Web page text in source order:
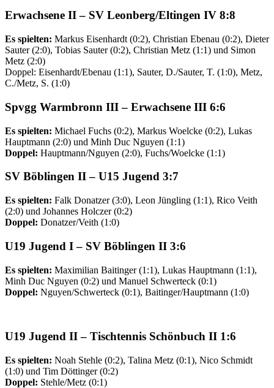
Erwachsene II– SV Leonberg/Eltingen IV 8:8
Es spielten: Markus Eisenhardt (0:2), Christian Ebenau (0:2), Dieter
Sauter (2:0), Tobias Sauter (0:2), Christian Metz (1:1) und Simon
Metz (2:0)
Doppel: Eisenhardt/Ebenau (1:1), Sauter, D./Sauter, T. (1:0), Metz,
C./Metz, S. (1:0)
Spvgg Warmbronn III– Erwachsene III 6:6
Es spielten: Michael Fuchs (0:2), Markus Woelcke (0:2), Lukas
Hauptmann (2:0) und Minh Duc Nguyen (1:1)
Doppel: Hauptmann/Nguyen (2:0), Fuchs/Woelcke (1:1)
SV Böblingen II – U15 Jugend 3:7
Es spielten: Falk Donatzer (3:0), Leon Jüngling (1:1), Rico Veith
(2:0) und Johannes Holczer (0:2)
Doppel: Donatzer/Veith (1:0)
U19 Jugend I– SV Böblingen II 3:6
Es spielten: Maximilian Baitinger (1:1), Lukas Hauptmann (1:1),
Minh Duc Nguyen (0:2) und Manuel Schwerteck (0:1)
Doppel: Nguyen/Schwerteck (0:1), Baitinger/Hauptmann (1:0)
U19 Jugend II– Tischtennis Schönbuch II 1:6
Es spielten: Noah Stehle (0:2), Talina Metz (0:1), Nico Schmidt
(1:0) und Tim Döttinger (0:2)
Doppel: Stehle/Metz (0:1)